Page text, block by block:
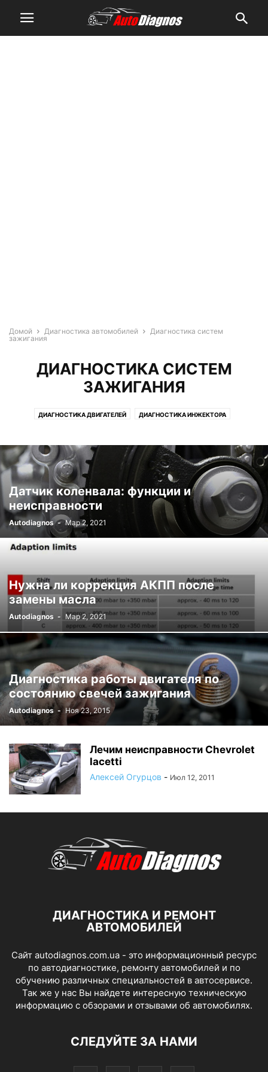
Домой Диагностика автомобилей
Диагностика систем
зажигания
ДИАГНОСТИКА СИСТЕМ
ЗАЖИГАНИЯ
ДИАГНОСТИКА ДВИГАТЕЛЕЙ ДИАГНОСТИКА ИНЖЕКТОРА
Датчик коленвала: функции и
неисправности
Autodiagnos - Мар 2, 2021
Нужна ли коррекция АКПП после
замены масла
Autodiagnos - Мар 2, 2021
Диагностика работы двигателя по
состоянию свечей зажигания
Autodiagnos - Ноя 23, 2015
Лечим неисправности Chevrolet
lacetti
Алексей Огурцов - Июл 12, 2011
ДИАГНОСТИКА И РЕМОНТ
АВТОМОБИЛЕЙ
Сайт autodiagnos.com.ua - это информационный ресурс
по автодиагностике, ремонту автомобилей и по
обучению различных специальностей в автосервисе.
Так же у нас Вы найдете интересную техническую
информацию с обзорами и отзывами об автомобилях.
СЛЕДУЙТЕ ЗА НАМИ